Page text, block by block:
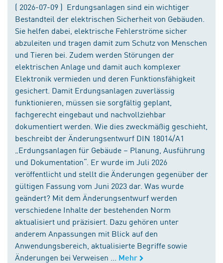
( 2026-07-09 ) Erdungsanlagen sind ein wichtiger
Bestandteil der elektrischen Sicherheit von Gebäuden.
Sie helfen dabei, elektrische Fehlerströme sicher
abzuleiten und tragen damit zum Schutz von Menschen
und Tieren bei. Zudem werden Störungen der
elektrischen Anlage und damit auch komplexer
Elektronik vermieden und deren Funktionsfähigkeit
gesichert. Damit Erdungsanlagen zuverlässig
funktionieren, müssen sie sorgfältig geplant,
fachgerecht eingebaut und nachvollziehbar
dokumentiert werden. Wie dies zweckmäßig geschieht,
beschreibt der Änderungsentwurf DIN 18014/A1
„Erdungsanlagen für Gebäude – Planung, Ausführung
und Dokumentation“. Er wurde im Juli 2026
veröffentlicht und stellt die Änderungen gegenüber der
gültigen Fassung vom Juni 2023 dar. Was wurde
geändert? Mit dem Änderungsentwurf werden
verschiedene Inhalte der bestehenden Norm
aktualisiert und präzisiert. Dazu gehören unter
anderem Anpassungen mit Blick auf den
Anwendungsbereich, aktualisierte Begriffe sowie
Änderungen bei Verweisen ...
Mehr